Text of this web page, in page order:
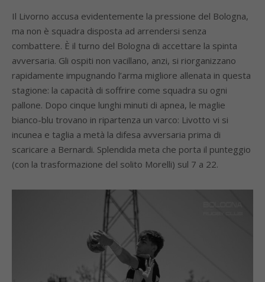
Il Livorno accusa evidentemente la pressione del Bologna,
ma non è squadra disposta ad arrendersi senza
combattere. È il turno del Bologna di accettare la spinta
avversaria. Gli ospiti non vacillano, anzi, si riorganizzano
rapidamente impugnando l’arma migliore allenata in questa
stagione: la capacità di soffrire come squadra su ogni
pallone. Dopo cinque lunghi minuti di apnea, le maglie
bianco-blu trovano in ripartenza un varco: Livotto vi si
incunea e taglia a metà la difesa avversaria prima di
scaricare a Bernardi. Splendida meta che porta il punteggio
(con la trasformazione del solito Morelli) sul 7 a 22.